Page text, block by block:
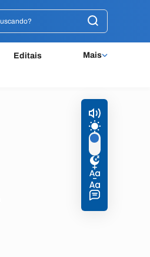
Editais Mais